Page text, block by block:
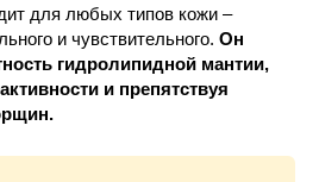
для любых типов кожи –
и чувствительного. Он
гидролипидной мантии,
и препятствуя